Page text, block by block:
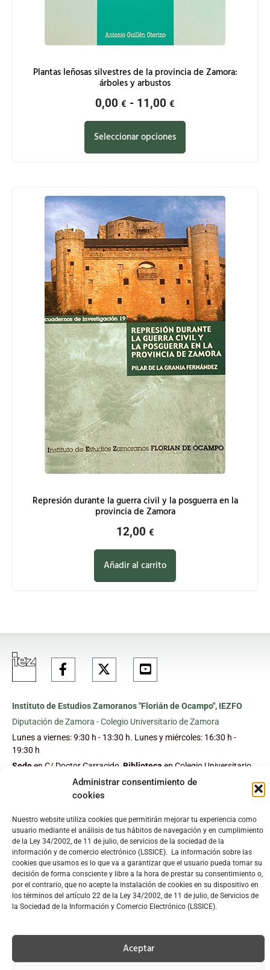
Administrar consentimiento de
cookies
Nuestro website utiliza cookies que permitirán mejorar tu experiencia como
usuario mediante el análisis de tus hábitos de navegación y en cumplimiento
de la Ley 34/2002, de 11 de julio, de servicios de la sociedad de la
información y de comercio electrónico (LSSICE). La información sobre las
cookies que usamos es lo que va a garantizar que el usuario pueda tomar su
decisión de forma consciente y libre a la hora de prestar su consentimiento o,
por el contrario, que no acepte la instalación de cookies en su dispositivo en
los términos del artículo 22 de la Ley 34/2002, de 11 de julio, de Servicios de
la Sociedad de la Información y Comercio Electrónico (LSSICE).
Aceptar
Plantas leñosas silvestres de la provincia de Zamora:
árboles y arbustos
0,00 € - 11,00 €
Seleccionar opciones
Represión durante la guerra civil y la posguerra en la
provincia de Zamora
12,00 €
Añadir al carrito
Instituto de Estudios Zamoranos "Florián de Ocampo", IEZFO
Diputación de Zamora - Colegio Universitario de Zamora
Lunes a viernes: 9:30 h - 13:30 h. Lunes y miércoles: 16:30 h -
19:30 h
Sedeen C/ Doctor Carracido, Biblioteca en Colegio Universitario
C/ Doctor Carracido, s/n. 49006 Zamora, España
www.iezfloriandeocampo.com
669 39 34 30
Política de cookies|Aviso legal| Política de privacidad |Condiciones
generales de la venta|Condiciones y tarifas de envío
Consultoría en Desarrollo Web